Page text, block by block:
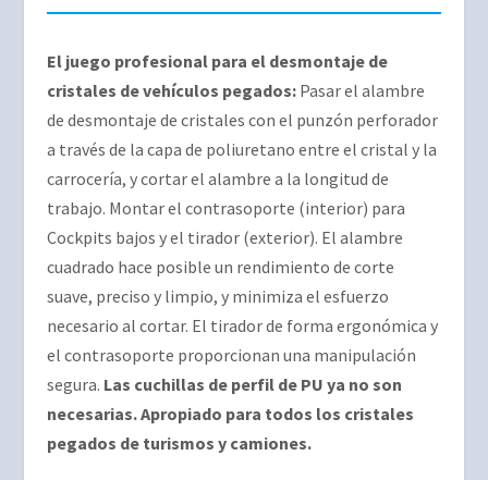
El juego profesional para el desmontaje de
cristales de vehículos pegados:Pasar el alambre
de desmontaje de cristales con el punzón perforador
a través de la capa de poliuretano entre el cristal y la
carrocería, y cortar el alambre a la longitud de
trabajo. Montar el contrasoporte (interior) para
Cockpits bajos y el tirador (exterior). El alambre
cuadrado hace posible un rendimiento de corte
suave, preciso y limpio, y minimiza el esfuerzo
necesario al cortar. El tirador de forma ergonómica y
el contrasoporte proporcionan una manipulación
segura. Las cuchillas de perfil de PU ya no son
necesarias.Apropiado para todos los cristales
pegados de turismos y camiones.